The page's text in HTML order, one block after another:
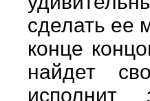
сделать ее
конце
найдет